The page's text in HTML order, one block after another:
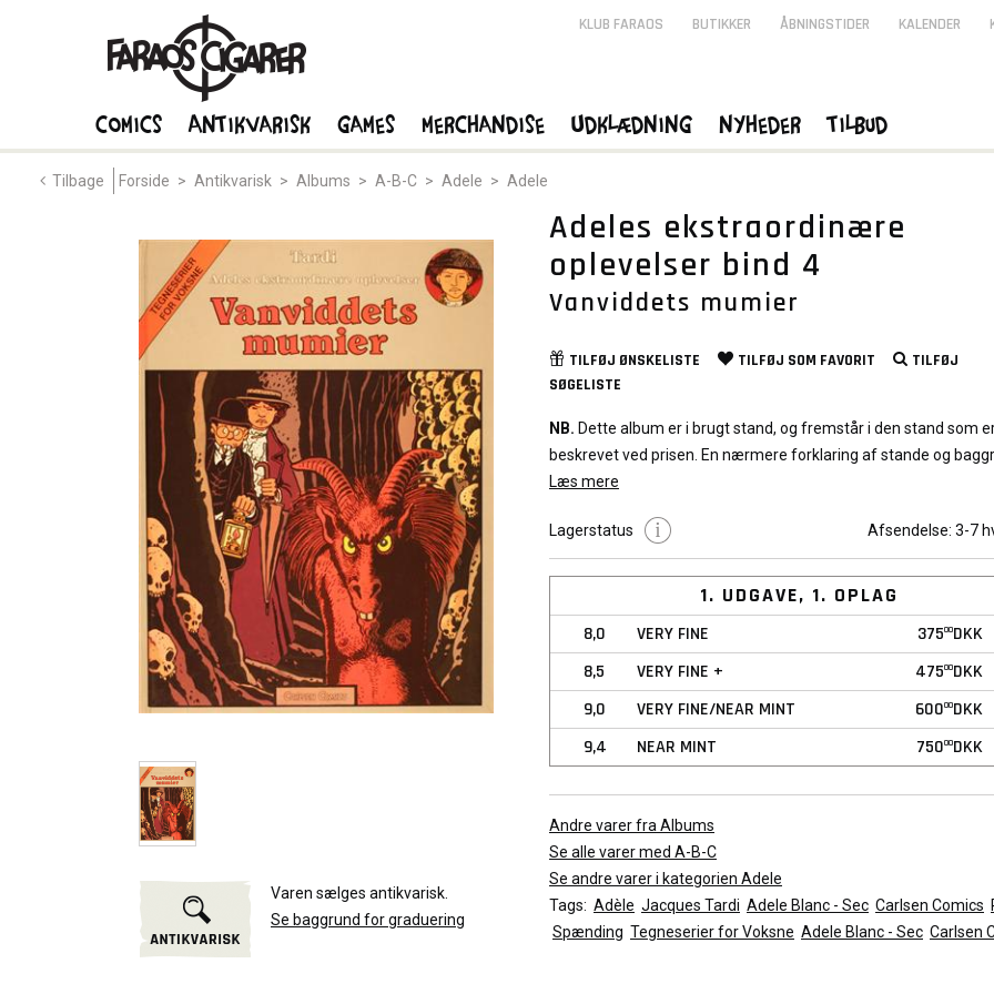
Tilbage Forside > Antikvarisk > Albums > A-B-C > Adele > Adele
Varen sælges antikvarisk.
Se baggrund for graduering
Adeles ekstraordinære
oplevelser bind 4
Vanviddets mumier
TILFØJ ØNSKELISTE TILFØJ SOM FAVORIT
TILFØJ
SØGELISTE
NB. Dette album er i brugt stand, og fremstår i den stand som
beskrevet ved prisen. En nærmere forklaring af stande og
graduering af albums kan du læse
Det viste billede er repræsentativt for tegneserien. Kvaliteten af
vil variere afhængig af den valgte stand.
Læs mere
Lagerstatus Afsendelse: 3-7
1. UDGAVE, 1. OPLAG
8,0 VERY FINE 37500DKK
8,5
VERY FINE + 47500DKK
9,0
VERY FINE/NEAR MINT 60000DKK
9,4
NEAR MINT 75000DKK
Andre varer fra Albums
Se alle varer med A-B-C
Se andre varer i kategorien Adele
Tags: Adèle Jacques Tardi Adele Blanc - Sec Carlsen Comics
Spænding Tegneserier for Voksne Adele Blanc - Sec Carlsen
KLUB FARAOS BUTIKKER ÅBNINGSTIDER KALENDER
Comics Antikvarisk Games Merchandise Udklædning Nyheder Tilbud